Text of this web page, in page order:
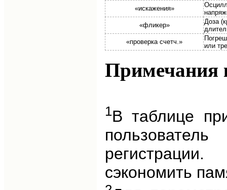
«искажения»
«фликер»
Доза
«проверка счетч.»
или
Примечания
1В таблице
сэкономить